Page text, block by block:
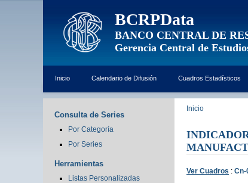
BCRPData
BANCO CENTRAL DE
Gerencia Central de
Inicio Calendario de Difusión Cuadros Estadísticos
Consulta de Series
Por Categoría
Por Series
Herramientas
Listas Personalizadas
Inicio
Ver Cuadros : Cn-